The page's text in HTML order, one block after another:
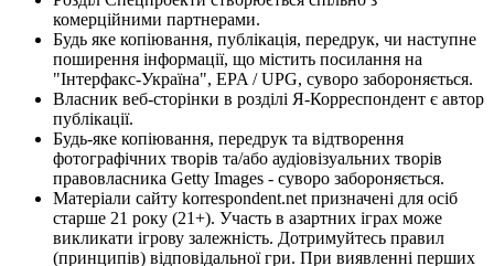
комерційними партнерами.
Будь яке копіювання, публікація, передрук, чи наступне
поширення інформації, що містить посилання на
"Інтерфакс-Україна", EPA / UPG, суворо забороняється.
Власник веб-сторінки в розділі Я-Корреспондент є автор
публікації.
Будь-яке копіювання, передрук та відтворення
фотографічних творів та/або аудіовізуальних творів
правовласника Getty Images - суворо забороняється.
Матеріали сайту korrespondent.net призначені для осіб
старше 21 року (21+). Участь в азартних іграх може
викликати ігрову залежність. Дотримуйтесь правил
(принципів) відповідальної гри. При виявленні перших